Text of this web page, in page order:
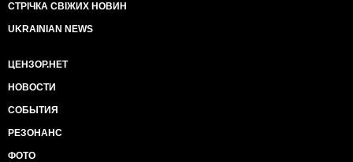
СТРІЧКА СВІЖИХ НОВИН
UKRAINIAN NEWS
ЦЕНЗОР.НЕТ
НОВОСТИ
СОБЫТИЯ
РЕЗОНАНС
ФОТО